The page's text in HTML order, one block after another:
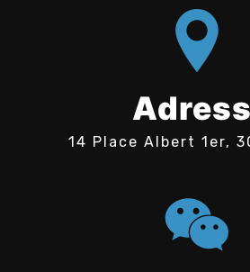
14 Place Albert 1er,